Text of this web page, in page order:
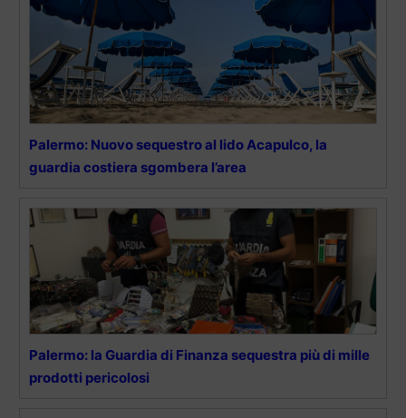
Palermo: Nuovo sequestro al lido Acapulco, la
guardia costiera sgombera l’area
Palermo: la Guardia di Finanza sequestra più di mille
prodotti pericolosi